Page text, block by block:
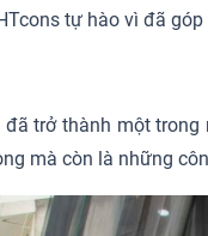
tự hào vì đã
trở thành một
mà còn là những